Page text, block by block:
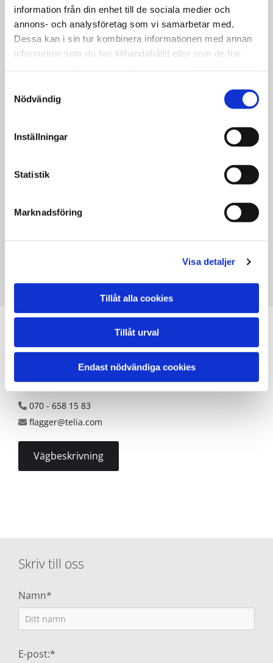
information från din enhet till de sociala medier och
annons- och analysföretag som vi samarbetar med.
Dessa kan i sin tur kombinera informationen med annan
information som du har tillhandahållit eller som de har
Nödvändig
Inställningar
Statistik
Marknadsföring
Visa detaljer
Tillåt alla cookies
Tillåt urval
Endast nödvändiga cookies
Sikforsvägen 8
712 34 HÄLLEFORS
 070 - 658 15 83
 flagger@telia.com
Vägbeskrivning
Skriv till oss
Namn*
E-post:*